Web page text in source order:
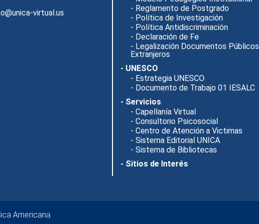
virtual.us
- Reglamento de Postgrado
- Política de Investigación
- Política Antidiscriminación
- Declaración de Fe
- Legalización Documentos Públicos
Extranjeros
- UNESCO
- Estrategia UNESCO
- Documento de Trabajo 01 IESALC
- Servicios
- Capellanía Virtual
- Consultorio Psicosocial
- Centro de Atención a Victimas
- Sistema Editorial UNICA
- Sistema de Bibliotecas
- Sitios de Interés
Americana